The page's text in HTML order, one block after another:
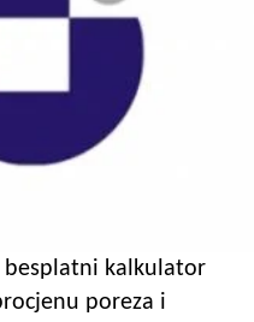
besplatni kalkulator
poreza i